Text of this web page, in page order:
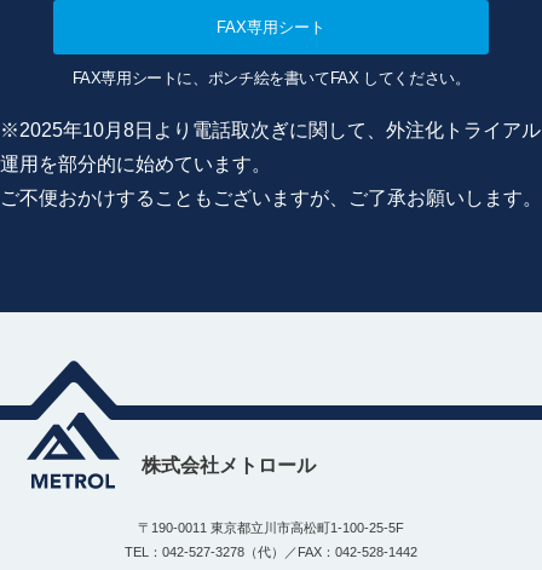
FAX専用シート
FAX専用シートに、ポンチ絵を書いてFAX してください。
※2025年10月8日より電話取次ぎに関して、外注化トライアル
運用を部分的に始めています。
ご不便おかけすることもございますが、ご了承お願いします。
株式会社メトロール
〒190-0011 東京都立川市高松町1-100-25-5F
TEL：042-527-3278（代）／FAX：042-528-1442